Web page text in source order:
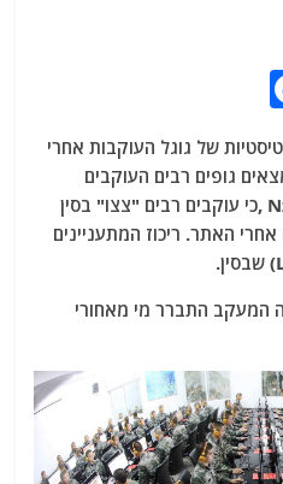
c
e
b
o
o
k
של גוגל העוקבות אחרי
גופים רבים העוקבים
ספציפית אחרי האתר Nziv.net ,כי עוקבים רבים "צצו" בסין
האתר. ריכוז המתעניינים
המעקב התברר מי מאחורי